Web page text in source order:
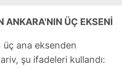
ANKARA'NIN ÜÇ EKSENİ
ana eksenden
şu ifadeleri kullandı: